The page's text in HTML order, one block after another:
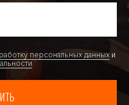
персональных данных и